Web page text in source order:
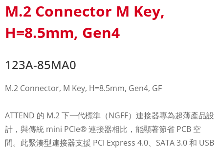
M.2 Connector M Key,
H=8.5mm, Gen4
123A-85MA0
M.2 Connector, M Key, H=8.5mm, Gen4, GF
ATTEND 的 M.2 下一代標準（NGFF）連接器專為超薄產品設
計，與傳統 mini PCIe® 連接器相比，能顯著節省 PCB 空
間。此緊湊型連接器支援 PCI Express 4.0、SATA 3.0 和 USB